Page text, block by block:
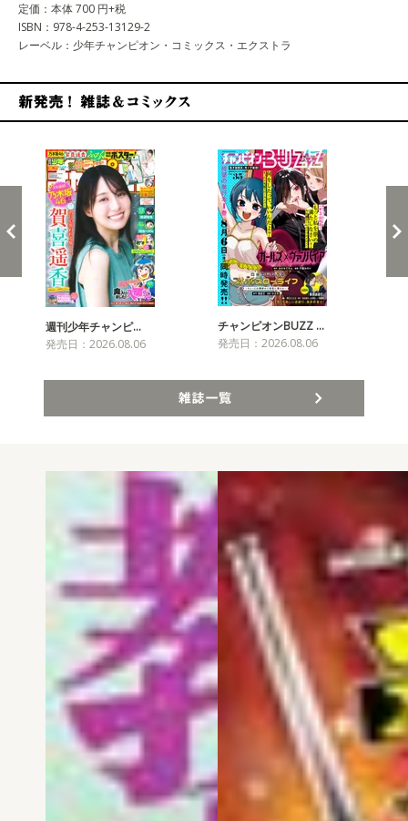
定価：本体 700 円+税
ISBN：978-4-253-13129-2
レーベル：少年チャンピオン・コミックス・エクストラ
週刊少年チャンピ…
発売日：2026.08.06
チャンピオンBUZZ …
発売日：2026.08.06